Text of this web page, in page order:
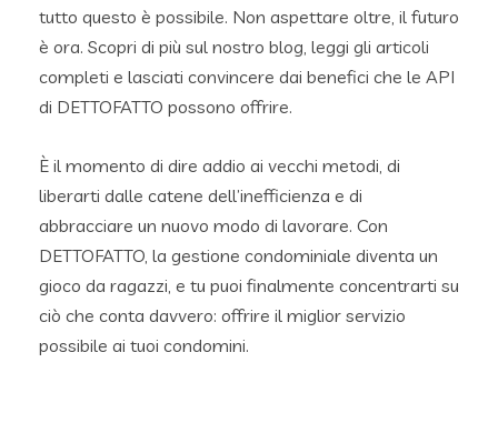
tutto questo è possibile. Non aspettare oltre, il futuro
è ora. Scopri di più sul nostro blog, leggi gli articoli
completi e lasciati convincere dai benefici che le API
di DETTOFATTO possono offrire.
È il momento di dire addio ai vecchi metodi, di
liberarti dalle catene dell’inefficienza e di
abbracciare un nuovo modo di lavorare. Con
DETTOFATTO, la gestione condominiale diventa un
gioco da ragazzi, e tu puoi finalmente concentrarti su
ciò che conta davvero: offrire il miglior servizio
possibile ai tuoi condomini.